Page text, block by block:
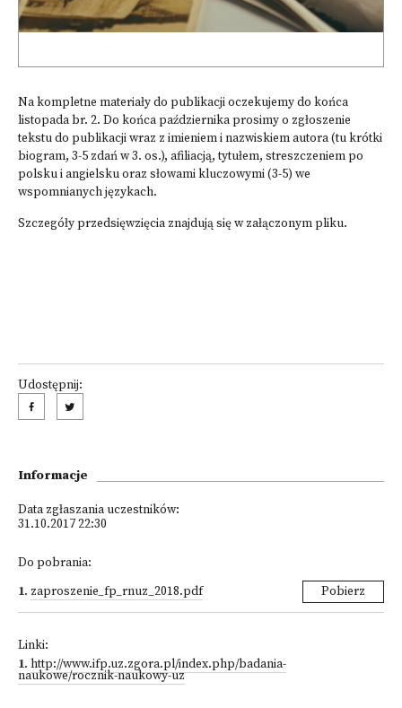
Na kompletne materiały do publikacji oczekujemy do końca
listopada br. 2. Do końca października prosimy o zgłoszenie
tekstu do publikacji wraz z imieniem i nazwiskiem autora (tu krótki
biogram, 3-5 zdań w 3. os.), afiliacją, tytułem, streszczeniem po
polsku i angielsku oraz słowami kluczowymi (3-5) we
wspomnianych językach.
Szczegóły przedsięwzięcia znajdują się w załączonym pliku.
Udostępnij:
Informacje
Data zgłaszania uczestników:
31.10.2017 22:30
Do pobrania:
1. zaproszenie_fp_rnuz_2018.pdf Pobierz
Linki:
1. http://www.ifp.uz.zgora.pl/index.php/badania-
naukowe/rocznik-naukowy-uz